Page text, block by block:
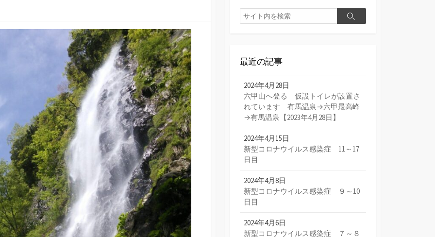
検
索
検
最近の記事
2024年4月28日
六甲山へ登る 仮設トイレが設置さ
れています 有馬温泉→六甲最高峰
→有馬温泉【2023年4月28日】
2024年4月15日
新型コロナウイルス感染症 11～17
日目
2024年4月8日
新型コロナウイルス感染症 ９～10
日目
2024年4月6日
新型コロナウイルス感染症 ７～８